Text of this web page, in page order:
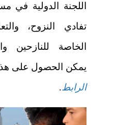
اللجنة الدولية
تفادي النزوح،
الخاصة للنازحين
يمكن الحصول على
الرابط.